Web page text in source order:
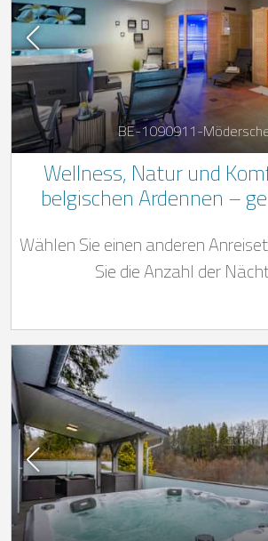
BE-1090911-
Wellness, Natur und
belgischen Ardennen –
Sauna und traumhafter
die ganze
Wählen Sie einen anderen
Sie die Anzahl der